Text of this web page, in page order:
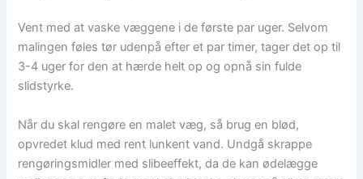
Vent med at vaske væggene i de første par uger. Selvom
malingen føles tør udenpå efter et par timer, tager det op til
3-4 uger for den at hærde helt op og opnå sin fulde
slidstyrke.
Når du skal rengøre en malet væg, så brug en blød,
opvredet klud med rent lunkent vand. Undgå skrappe
rengøringsmidler med slibeeffekt, da de kan ødelægge